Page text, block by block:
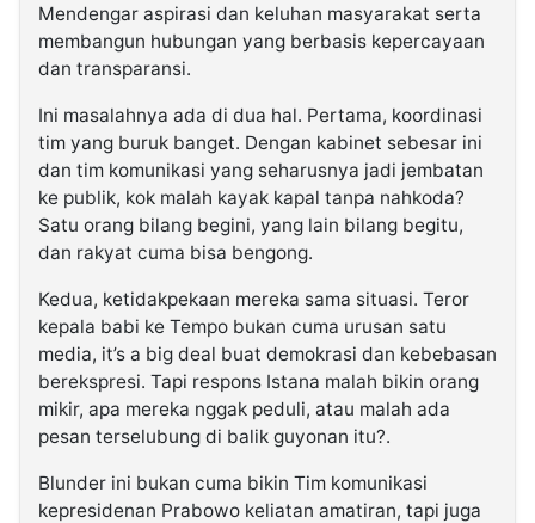
Mendengar aspirasi dan keluhan masyarakat serta
membangun hubungan yang berbasis kepercayaan
dan transparansi.
Ini masalahnya ada di dua hal. Pertama, koordinasi
tim yang buruk banget. Dengan kabinet sebesar ini
dan tim komunikasi yang seharusnya jadi jembatan
ke publik, kok malah kayak kapal tanpa nahkoda?
Satu orang bilang begini, yang lain bilang begitu,
dan rakyat cuma bisa bengong.
Kedua, ketidakpekaan mereka sama situasi. Teror
kepala babi ke Tempo bukan cuma urusan satu
media, it’s a big deal buat demokrasi dan kebebasan
berekspresi. Tapi respons Istana malah bikin orang
mikir, apa mereka nggak peduli, atau malah ada
pesan terselubung di balik guyonan itu?.
Blunder ini bukan cuma bikin Tim komunikasi
kepresidenan Prabowo keliatan amatiran, tapi juga